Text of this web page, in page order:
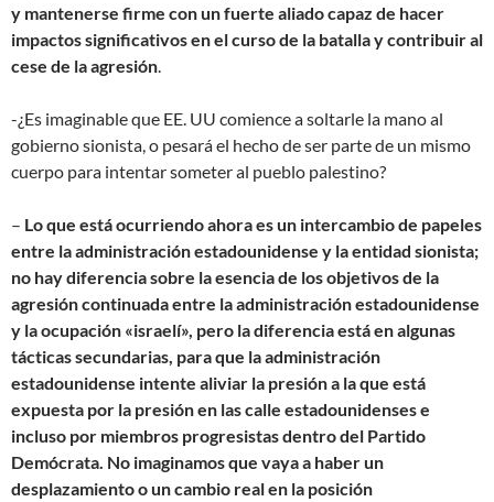
y mantenerse firme con un fuerte aliado capaz de hacer
impactos significativos en el curso de la batalla y contribuir al
cese de la agresión
-¿Es imaginable que EE. UU comience a soltarle la mano al
gobierno sionista, o pesará el hecho de ser parte de un mismo
cuerpo para intentar someter al pueblo palestino?
– Lo que está ocurriendo ahora es un intercambio de papeles
entre la administración estadounidense y la entidad sionista;
no hay diferencia sobre la esencia de los objetivos de la
agresión continuada entre la administración estadounidense
y la ocupación «israelí», pero la diferencia está en algunas
tácticas secundarias, para que la administración
estadounidense intente aliviar la presión a la que está
expuesta por la presión en las calle estadounidenses e
incluso por miembros progresistas dentro del Partido
Demócrata. No imaginamos que vaya a haber un
desplazamiento o un cambio real en la posición